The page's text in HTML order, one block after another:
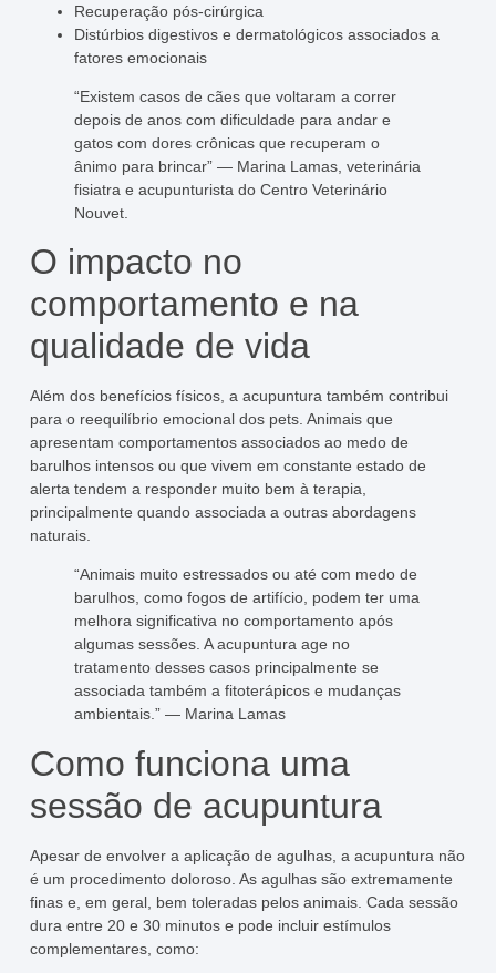
Recuperação pós-cirúrgica
Distúrbios digestivos e dermatológicos associados a
fatores emocionais
“Existem casos de cães que voltaram a correr
depois de anos com dificuldade para andar e
gatos com dores crônicas que recuperam o
ânimo para brincar” — Marina Lamas, veterinária
fisiatra e acupunturista do Centro Veterinário
Nouvet.
O impacto no
comportamento e na
qualidade de vida
Além dos benefícios físicos, a acupuntura também contribui
para o reequilíbrio emocional dos pets. Animais que
apresentam comportamentos associados ao medo de
barulhos intensos ou que vivem em constante estado de
alerta tendem a responder muito bem à terapia,
principalmente quando associada a outras abordagens
naturais.
“Animais muito estressados ou até com medo de
barulhos, como fogos de artifício, podem ter uma
melhora significativa no comportamento após
algumas sessões. A acupuntura age no
tratamento desses casos principalmente se
associada também a fitoterápicos e mudanças
ambientais.” — Marina Lamas
Como funciona uma
sessão de acupuntura
Apesar de envolver a aplicação de agulhas, a acupuntura não
é um procedimento doloroso. As agulhas são extremamente
finas e, em geral, bem toleradas pelos animais. Cada sessão
dura entre 20 e 30 minutos e pode incluir estímulos
complementares, como: